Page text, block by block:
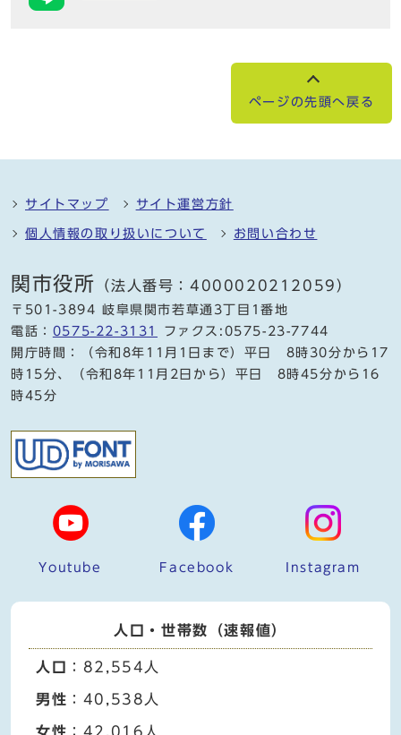
ページの先頭へ戻る
サイトマップ サイト運営方針
個人情報の取り扱いについて お問い合わせ
関市役所 （法人番号：4000020212059）
〒501-3894 岐阜県関市若草通3丁目1番地
電話： 0575-22-3131
ファクス:0575-23-7744
開庁時間：（令和8年11月1日まで）平日 8時30分から17
時15分、（令和8年11月2日から）平日 8時45分から16
時45分
Youtube Facebook Instagram
人口・世帯数（速報値）
人口 ：82,554人
男性 ：40,538人
女性 ：42,016人